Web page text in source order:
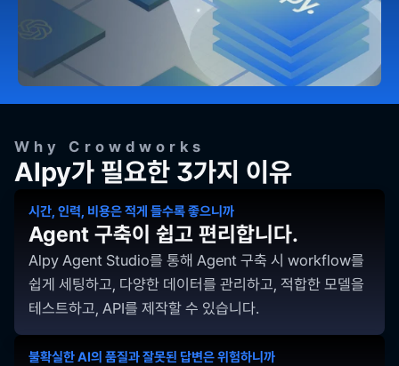
Why Crowdworks
Alpy가 필요한 3가지 이유
시간, 인력, 비용은 적게 들수록 좋으니까
Agent 구축이 쉽고 편리합니다.
Alpy Agent Studio를 통해 Agent 구축 시 workflow를
쉽게 세팅하고, 다양한 데이터를 관리하고, 적합한 모델을
테스트하고, API를 제작할 수 있습니다.
불확실한 AI의 품질과 잘못된 답변은 위험하니까